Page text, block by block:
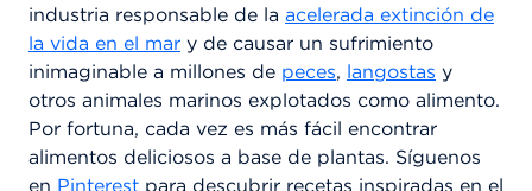
industria responsable de la acelerada extinción de
la vida en el mar y de causar un sufrimiento
inimaginable a millones de peces, langostas y
otros animales marinos explotados como alimento.
Por fortuna, cada vez es más fácil encontrar
alimentos deliciosos a base de plantas. Síguenos
en Pinterest para descubrir recetas inspiradas en el